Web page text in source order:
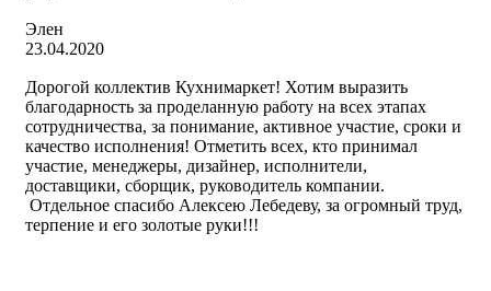
Элен
23.04.2020
Дорогой коллектив Кухнимаркет! Хотим выразить
благодарность за проделанную работу на всех этапах
сотрудничества, за понимание, активное участие, сроки и
качество исполнения! Отметить всех, кто принимал
участие, менеджеры, дизайнер, исполнители,
доставщики, сборщик, руководитель компании.
Отдельное спасибо Алексею Лебедеву, за огромный труд,
терпение и его золотые руки!!!